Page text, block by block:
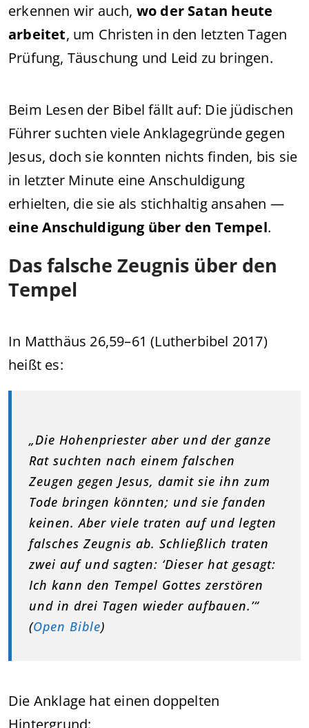
erkennen wir auch, wo der Satan heute
arbeitet, um Christen in den letzten Tagen
Prüfung, Täuschung und Leid zu bringen.
Beim Lesen der Bibel fällt auf: Die jüdischen
Führer suchten viele Anklagegründe gegen
Jesus, doch sie konnten nichts finden, bis sie
in letzter Minute eine Anschuldigung
erhielten, die sie als stichhaltig ansahen —
eine Anschuldigung über den Tempel.
Das falsche Zeugnis über den
Tempel
In Matthäus 26,59–61 (Lutherbibel 2017)
heißt es:
„Die Hohenpriester aber und der ganze
Rat suchten nach einem falschen
Zeugen gegen Jesus, damit sie ihn zum
Tode bringen könnten; und sie fanden
keinen. Aber viele traten auf und legten
falsches Zeugnis ab. Schließlich traten
zwei auf und sagten: ‘Dieser hat gesagt:
Ich kann den Tempel Gottes zerstören
und in drei Tagen wieder aufbauen.’“
(Open Bible)
Die Anklage hat einen doppelten
Hintergrund: